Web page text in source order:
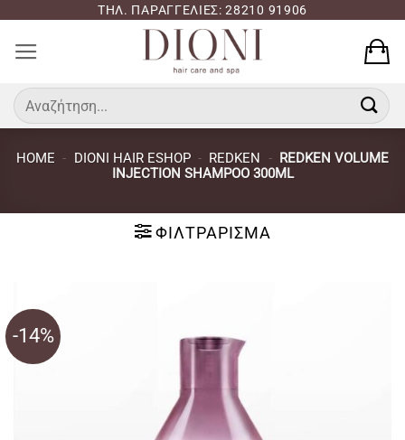
περιεχόμενο
ΤΗΛ. ΠΑΡΑΓΓΕΛΙΕΣ: 28210 91906
Αναζήτηση
για:
HOME - DIONI HAIR ESHOP - REDKEN - REDKEN VOLUME
INJECTION SHAMPOO 300ML
ΦΙΛΤΡΆΡΙΣΜΑ
-14%